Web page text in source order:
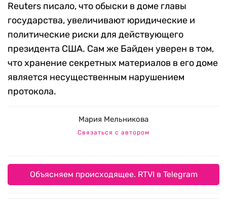
Reuters писало, что обыски в доме главы
государства, увеличивают юридические и
политические риски для действующего
президента США. Сам же Байден уверен в том,
что хранение секретных материалов в его доме
является несущественным нарушением
протокола.
Мария Мельникова
Связаться с автором
Объясняем происходящее. RTVI в Telegram